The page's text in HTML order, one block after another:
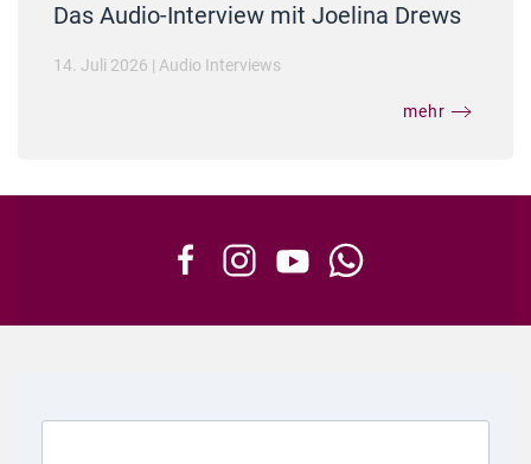
Das Audio-Interview mit Joelina Drews
14. Juli 2026 | Audio Interviews
mehr